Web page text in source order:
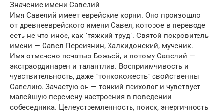
Значение имени Савелий
Имя Савелий имеет еврейские корни. Оно произошло
от древнееврейского имени Савел, которое в переводе
есть не что иное, как `тяжкий труд`. Святой покровитель
имени — Савел Персиянин, Халкидонский, мученик.
Имя отмечено печатью Божьей, и потому Савелий —
экстраординарен и талантлив. Восприимчивость и
чувствительность, даже `тонкокожесть` свойственны
Савелию. Зачастую он — тонкий психолог и чувствует
малейшую перемену настроения в поведении
собеседника. Целеустремленность, поиск, энергичность